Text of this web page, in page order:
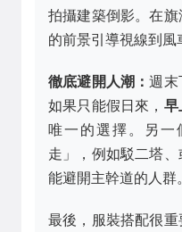
拍攝建築倒影。在
的前景引導視線到風
徹底避開人潮：週末
如果只能假日來， 早
唯一的選擇。另一
走」，例如駁二塔
能避開主幹道的人群
最後，服裝搭配很